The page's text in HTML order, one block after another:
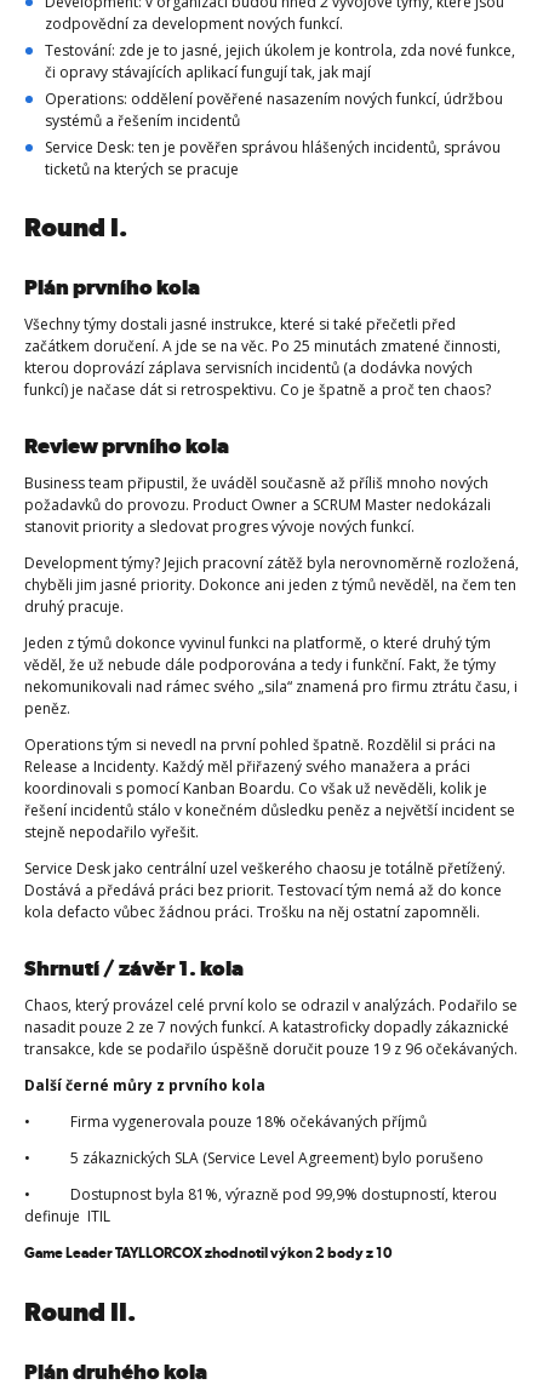
zodpovědní za development nových funkcí.
Testování: zde je to jasné, jejich úkolem je kontrola, zda nové funkce,
či opravy stávajících aplikací fungují tak, jak mají
Operations: oddělení pověřené nasazením nových funkcí, údržbou
systémů a řešením incidentů
Service Desk: ten je pověřen správou hlášených incidentů, správou
ticketů na kterých se pracuje
Round I.
Plán prvního kola
Všechny týmy dostali jasné instrukce, které si také přečetli před
začátkem doručení. A jde se na věc. Po 25 minutách zmatené činnosti,
kterou doprovází záplava servisních incidentů (a dodávka nových
funkcí) je načase dát si retrospektivu. Co je špatně a proč ten chaos?
Review prvního kola
Business team připustil, že uváděl současně až příliš mnoho nových
požadavků do provozu. Product Owner a SCRUM Master nedokázali
stanovit priority a sledovat progres vývoje nových funkcí.
Development týmy? Jejich pracovní zátěž byla nerovnoměrně rozložená,
chyběli jim jasné priority. Dokonce ani jeden z týmů nevěděl, na čem ten
druhý pracuje.
Jeden z týmů dokonce vyvinul funkci na platformě, o které druhý tým
věděl, že už nebude dále podporována a tedy i funkční. Fakt, že týmy
nekomunikovali nad rámec svého „sila“ znamená pro firmu ztrátu času, i
peněz.
Operations tým si nevedl na první pohled špatně. Rozdělil si práci na
Release a Incidenty. Každý měl přiřazený svého manažera a práci
koordinovali s pomocí Kanban Boardu. Co však už nevěděli, kolik je
řešení incidentů stálo v konečném důsledku peněz a největší incident se
stejně nepodařilo vyřešit.
Service Desk jako centrální uzel veškerého chaosu je totálně přetížený.
Dostává a předává práci bez priorit. Testovací tým nemá až do konce
kola defacto vůbec žádnou práci. Trošku na něj ostatní zapomněli.
Shrnutí / závěr 1. kola
Chaos, který provázel celé první kolo se odrazil v analýzách. Podařilo se
nasadit pouze 2 ze 7 nových funkcí. A katastroficky dopadly zákaznické
transakce, kde se podařilo úspěšně doručit pouze 19 z 96 očekávaných.
Další černé můry z prvního kola
• Firma vygenerovala pouze 18% očekávaných příjmů
• 5 zákaznických SLA (Service Level Agreement) bylo porušeno
• Dostupnost byla 81%, výrazně pod 99,9% dostupností, kterou
definuje ITIL
Game Leader TAYLLORCOX zhodnotil výkon 2 body z 10
Round II.
Plán druhého kola